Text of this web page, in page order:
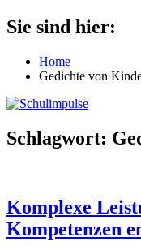
Zum
Inhalt
Schulimpulse
für
Grundschule
Sie sind hier:
Home
Gedichte von
Schlagwort:
Komplexe
Kompetenzen